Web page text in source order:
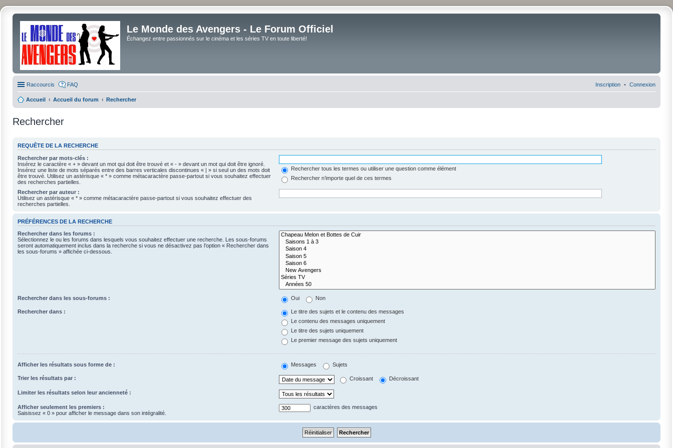
Le Monde des Avengers - Le Forum Officiel
Échangez entre passionnés sur le cinéma et les séries TV en toute liberté!
Raccourcis FAQ Connexion
Inscription
Accueil Accueil du forum Rechercher
Rechercher
REQUÊTE DE LA RECHERCHE
Rechercher par mots-clés :
Insérez le caractère « + » devant un mot qui doit être trouvé et « - » devant un mot qui doit être ignoré.
Insérez une liste de mots séparés entre des barres verticales discontinues « | » si seul un des mots doit
être trouvé. Utilisez un astérisque « * » comme métacaractère passe-partout si vous souhaitez effectuer
des recherches partielles.
Rechercher tous les termes ou utiliser une question comme élément
Rechercher n’importe quel de ces termes
Rechercher par auteur :
Utilisez un astérisque « * » comme métacaractère passe-partout si vous souhaitez effectuer des
recherches partielles.
PRÉFÉRENCES DE LA RECHERCHE
Rechercher dans les forums :
Sélectionnez le ou les forums dans lesquels vous souhaitez effectuer une recherche. Les sous-forums
seront automatiquement inclus dans la recherche si vous ne désactivez pas l’option « Rechercher dans
les sous-forums » affichée ci-dessous.
Rechercher dans les sous-forums : Oui Non
Rechercher dans :
Le titre des sujets et le contenu des messages
Le contenu des messages uniquement
Le titre des sujets uniquement
Le premier message des sujets uniquement
Afficher les résultats sous forme de : Messages Sujets
Trier les résultats par : Croissant Décroissant
Limiter les résultats selon leur ancienneté :
Afficher seulement les premiers :
Saisissez « 0 » pour afficher le message dans son intégralité.
caractères des messages